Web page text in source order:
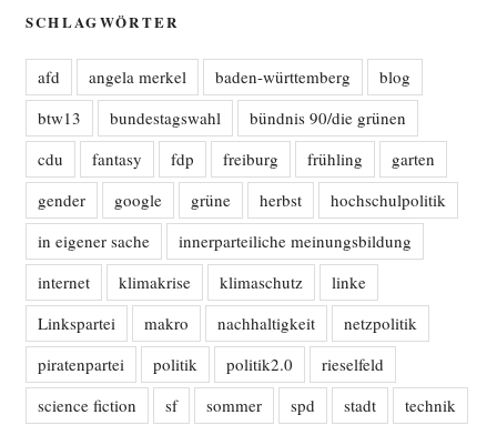
SCHLAGWÖRTER
afd angela merkel baden-württemberg
blog
btw13
bundestagswahl
bündnis 90/die grünen
cdu
fantasy fdp freiburg frühling
garten
gender
google grüne herbst
hochschulpolitik
in eigener sache
innerparteiliche meinungsbildung
internet
klimakrise klimaschutz
linke
Linkspartei
makro nachhaltigkeit
netzpolitik
piratenpartei
politik politik2.0
rieselfeld
science fiction
sf sommer spd stadt
technik